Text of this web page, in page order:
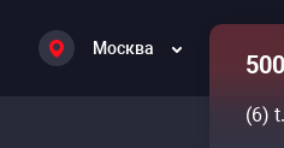
Москва
500
(6)